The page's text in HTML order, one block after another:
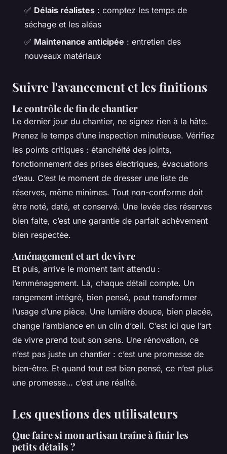
✅ Délais réalistes : comptez les temps de
séchage et les aléas
✅ Maintenance anticipée : entretien des
nouveaux matériaux
Suivre l'avancement et les finitions
Le contrôle de fin de chantier
Le dernier jour du chantier, ne signez rien à la hâte.
Prenez le temps d’une inspection minutieuse. Vérifiez
les points critiques : étanchéité des joints,
fonctionnement des prises électriques, évacuations
d’eau. C’est le moment de dresser une liste de
réserves, même minimes. Tout non-conforme doit
être noté, daté, et conservé. Une levée des réserves
bien faite, c’est une garantie de parfait achèvement
bien respectée.
Aménagement et art de vivre
Et puis, arrive le moment tant attendu :
l’emménagement. Là, chaque détail compte. Un
rangement intégré, bien pensé, peut transformer
l’usage d’une pièce. Une lumière douce, bien placée,
change l’ambiance en un clin d’œil. C’est ici que l’art
de vivre prend tout son sens. Une rénovation, ce
n’est pas juste un chantier : c’est une promesse de
bien-être. Et quand tout est bien pensé, ce n’est plus
une promesse… c’est une réalité.
Les questions des utilisateurs
Que faire si mon artisan traîne à finir les
petits détails ?